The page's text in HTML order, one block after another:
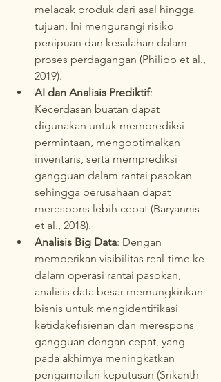
melacak produk dari asal hingga
tujuan. Ini mengurangi risiko
penipuan dan kesalahan dalam
proses perdagangan (Philipp et al.,
2019).
AI dan Analisis Prediktif:
Kecerdasan buatan dapat
digunakan untuk memprediksi
permintaan, mengoptimalkan
inventaris, serta memprediksi
gangguan dalam rantai pasokan
sehingga perusahaan dapat
merespons lebih cepat (Baryannis
et al., 2018).
Analisis Big Data: Dengan
memberikan visibilitas real-time ke
dalam operasi rantai pasokan,
analisis data besar memungkinkan
bisnis untuk mengidentifikasi
ketidakefisienan dan merespons
gangguan dengan cepat, yang
pada akhirnya meningkatkan
pengambilan keputusan (Srikanth